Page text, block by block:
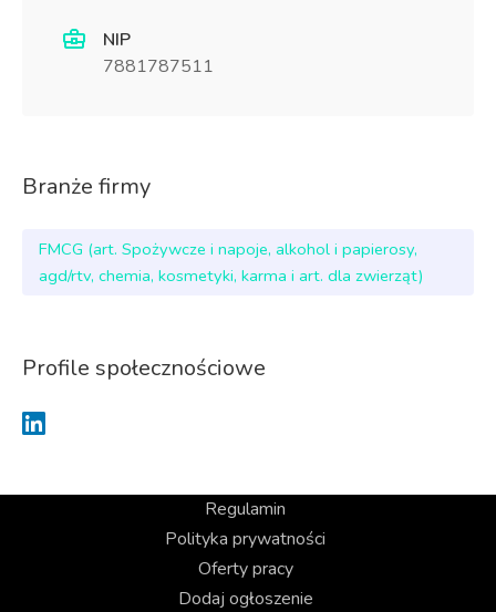
NIP
7881787511
Branże firmy
FMCG (art. Spożywcze i napoje, alkohol i papierosy,
agd/rtv, chemia, kosmetyki, karma i art. dla zwierząt)
Profile społecznościowe
Regulamin
Polityka prywatności
Oferty pracy
Dodaj ogłoszenie